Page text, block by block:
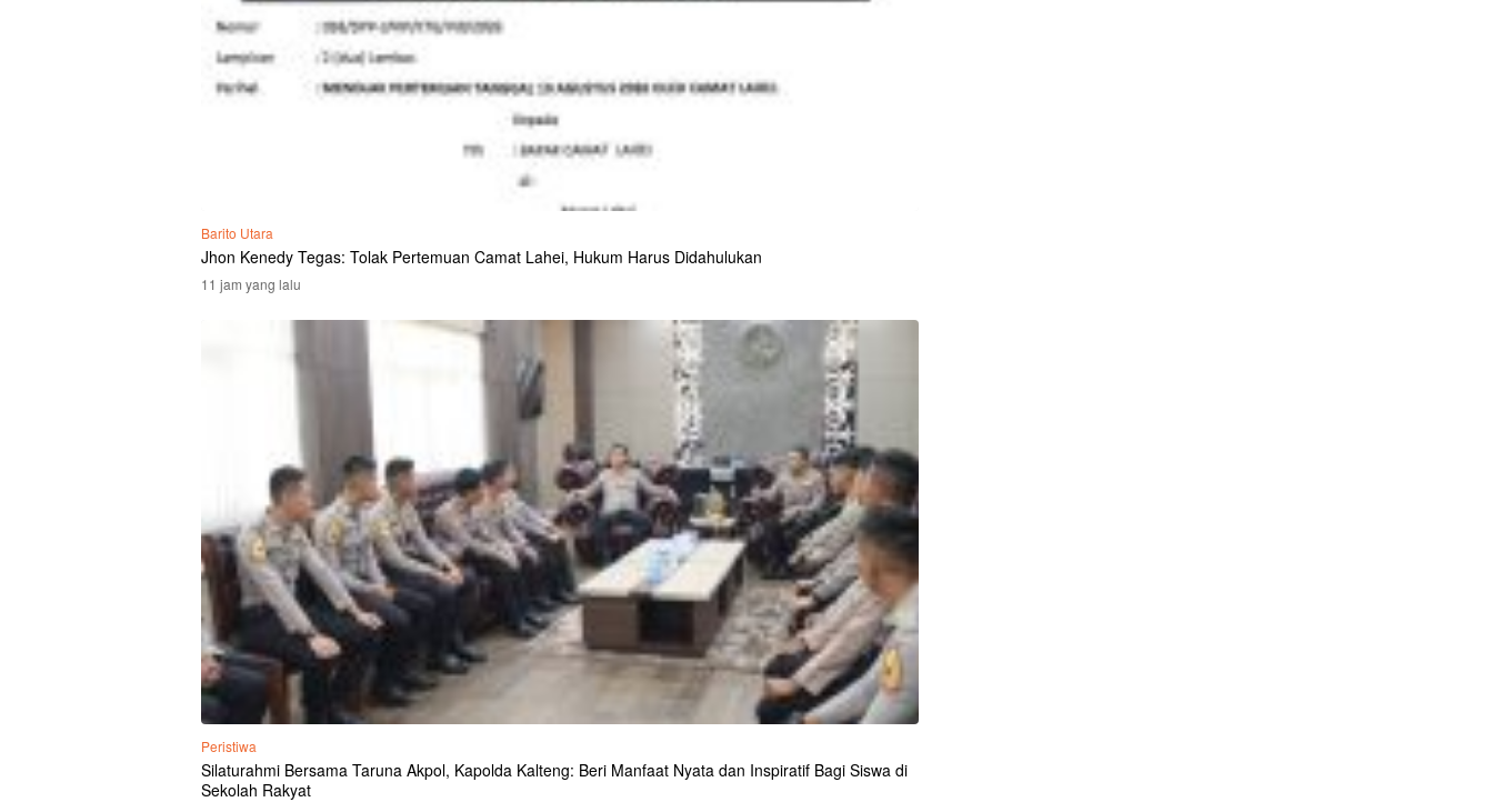
Barito Utara
Jhon Kenedy Tegas: Tolak Pertemuan Camat Lahei, Hukum Harus Didahulukan
11 jam yang lalu
Peristiwa
Silaturahmi Bersama Taruna Akpol, Kapolda Kalteng: Beri Manfaat Nyata dan Inspiratif Bagi Siswa di
Sekolah Rakyat